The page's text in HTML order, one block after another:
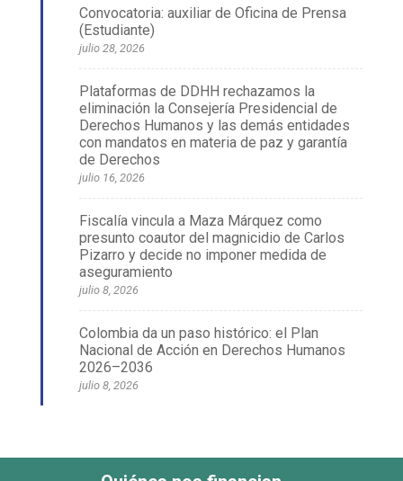
Convocatoria: auxiliar de Oficina de Prensa
(Estudiante)
julio 28, 2026
Plataformas de DDHH rechazamos la
eliminación la Consejería Presidencial de
Derechos Humanos y las demás entidades
con mandatos en materia de paz y garantía
de Derechos
julio 16, 2026
Fiscalía vincula a Maza Márquez como
presunto coautor del magnicidio de Carlos
Pizarro y decide no imponer medida de
aseguramiento
julio 8, 2026
Colombia da un paso histórico: el Plan
Nacional de Acción en Derechos Humanos
2026–2036
julio 8, 2026